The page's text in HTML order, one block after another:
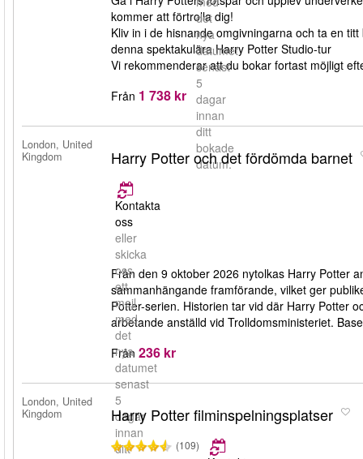
det
nya
datumet
senast
5
dagar
innan
ditt
bokade
datum.
kommer att förtrolla dig!
Kliv in i de hisnande omgivningarna och ta en
denna spektakulära Harry Potter Studio-tur
Vi rekommenderar att du bokar fortast möjligt
Från 1 738 kr
London, United
Kingdom
Harry Potter och det fördömda barnet
Kontakta
oss
eller
skicka
oss
ett
mejl
med
det
nya
datumet
senast
5
dagar
innan
ditt
Från den 9 oktober 2026 nytolkas Harry Potter
sammanhängande framförande, vilket ger
Potter-serien. Historien tar vid där Harry Potter
arbetande anställd vid Trolldomsministeriet.
Från 236 kr
London, United
Kingdom
Harry Potter filminspelningsplatser
(109)